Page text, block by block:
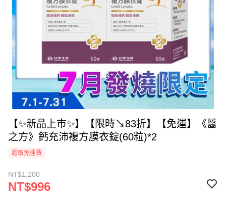
【✨新品上市✨】【限時↘83折】【免運】《醫
之方》鈣充沛複方膜衣錠(60粒)*2
超取免運費
NT$1,200
NT$996